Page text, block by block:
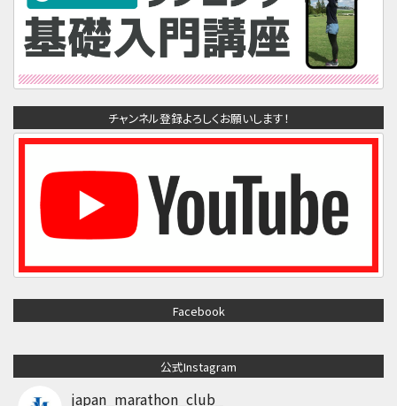
チャンネル登録よろしくお願いします！
Facebook
公式Instagram
japan_marathon_club_